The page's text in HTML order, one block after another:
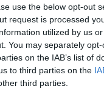
use the below opt-out
request is processed
utilized by us
You may separately
on the IAB’s list of
to third parties on the
third parties.
ibridi,